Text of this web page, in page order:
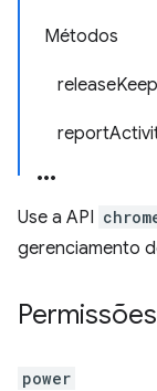
Métodos
Use a API
gerenciamento
Permissões
power